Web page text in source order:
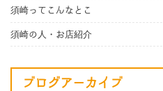
須崎ってこんなとこ
須崎の人・お店紹介
ブログアーカイブ